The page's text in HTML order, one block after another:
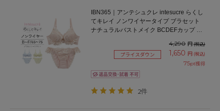
IBN365｜アンテシュクレ intesucre らくし
てキレイ ノンワイヤータイプ ブラセット
ナチュラルバストメイク BCDEFカップ ア
4,290 円(税込)
プライスダウン 1,650 円 (税込)
75pt獲得
2件